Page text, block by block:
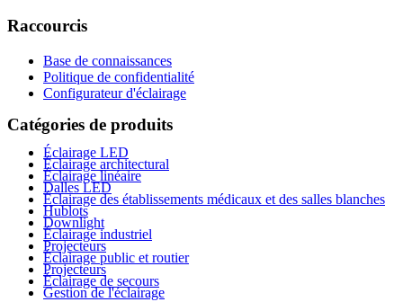
Raccourcis
Base de connaissances
Politique de confidentialité
Configurateur d'éclairage
Catégories de produits
Éclairage LED
Éclairage architectural
Éclairage linéaire
Dalles LED
Éclairage des établissements médicaux et des salles blanches
Hublots
Downlight
Éclairage industriel
Projecteurs
Éclairage public et routier
Projecteurs
Éclairage de secours
Gestion de l'éclairage